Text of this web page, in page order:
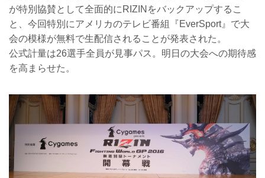
が特別協賛として全面的にRIZINをバックアップするこ
と、今回特別にアメリカのテレビ番組『EverSport』で大
会の模様が無料で生配信されることが発表された。
公式計量は26選手全員が見事パス。明日の大会への期待感
を高まらせた。